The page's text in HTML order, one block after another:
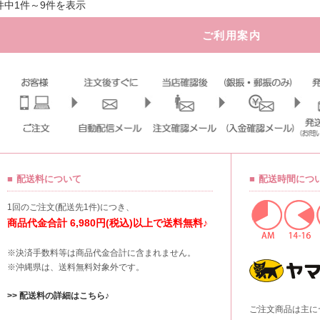
中1件～9件を表示
ご利用案内
配送料について
1回のご注文(配送先1件)につき、
商品代金合計 6,980円(税込)以上で送料無料♪
※決済手数料等は商品代金合計に含まれません。
※沖縄県は、送料無料対象外です。
>> 配送料の詳細はこちら♪
配送時間につ
ご注文商品は主